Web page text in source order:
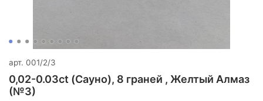
арт. 001/2/3
0,02-0.03ct (Сауно), 8 граней , Желтый Алмаз
(№3)